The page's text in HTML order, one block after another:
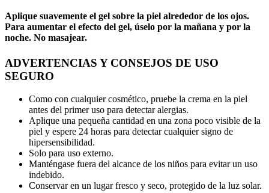
Aplique suavemente el gel sobre la piel alrededor de los ojos.
Para aumentar el efecto del gel, úselo por la mañana y por la
noche. No masajear.
ADVERTENCIAS Y CONSEJOS DE USO
SEGURO
Como con cualquier cosmético, pruebe la crema en la piel
antes del primer uso para detectar alergias.
Aplique una pequeña cantidad en una zona poco visible de la
piel y espere 24 horas para detectar cualquier signo de
hipersensibilidad.
Solo para uso externo.
Manténgase fuera del alcance de los niños para evitar un uso
indebido.
Conservar en un lugar fresco y seco, protegido de la luz solar.